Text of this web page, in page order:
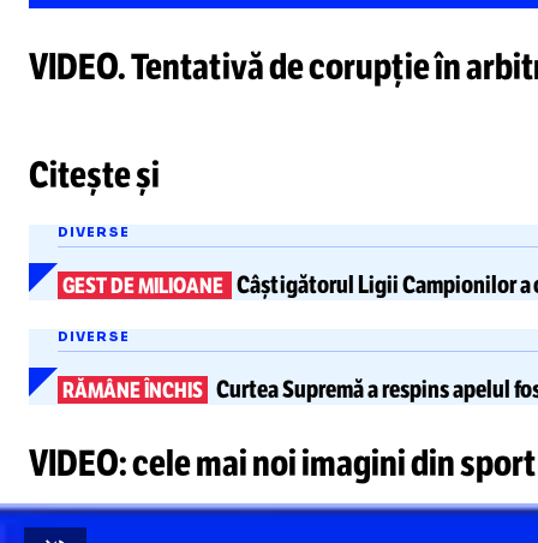
VIDEO. Tentativă de corupție în
Citește și
DIVERSE
GEST DE MILIOANE Câștigătorul Ligii Campionilora
DIVERSE
RĂMÂNE ÎNCHIS Curtea Supremăa respins apelul
VIDEO: cele mai noi imagini din sport